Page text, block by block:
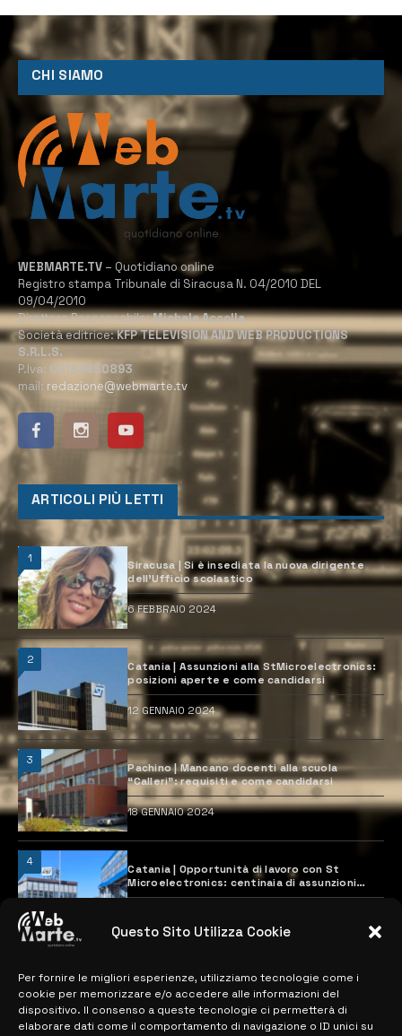
Questo Sito Utilizza Cookie
Per fornire le migliori esperienze, utilizziamo tecnologie come i
cookie per memorizzare e/o accedere alle informazioni del
dispositivo. Il consenso a queste tecnologie ci permetterà di
elaborare dati come il comportamento di navigazione o ID unici su
CHI SIAMO
WEBMARTE.TV – Quotidiano online
Registro stampa Tribunale di Siracusa N. 04/2010 DEL
09/04/2010
Direttore Responsabile:Michele Accolla
Società editrice:KFP TELEVISION AND WEB PRODUCTIONS
S.R.L.S.
P.Iva: 02184950893
mail: redazione@webmarte.tv
ARTICOLI PIÙ LETTI
1
Siracusa | Si è insediata la nuova dirigente
dell’Ufficio scolastico
6 FEBBRAIO 2024
2
Catania | Assunzioni alla StMicroelectronics:
posizioni aperte e come candidarsi
12 GENNAIO 2024
3
Pachino | Mancano docenti alla scuola
“Calleri”: requisiti e come candidarsi
18 GENNAIO 2024
4
Catania | Opportunità di lavoro con St
Microelectronics: centinaia di assunzioni
previste
MAPPA DEL SITO
> NOTIZIE